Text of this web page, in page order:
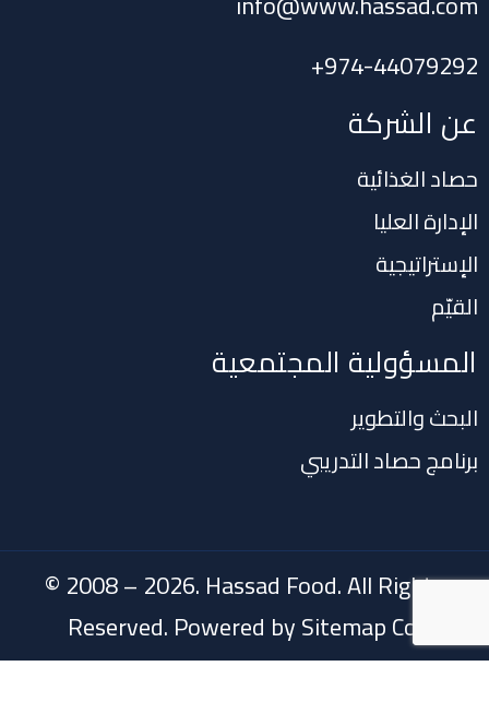
974-44079292
+
عن الشركة
حصاد الغذائية
الإدارة العليا
الإستراتيجية
القيّم
المسؤولية المجتمعية
البحث والتطوير
برنامج حصاد التدريبي
© 2008 – 2026. Hassad Food. All Rights
Reserved. Powered bySitemap Co.